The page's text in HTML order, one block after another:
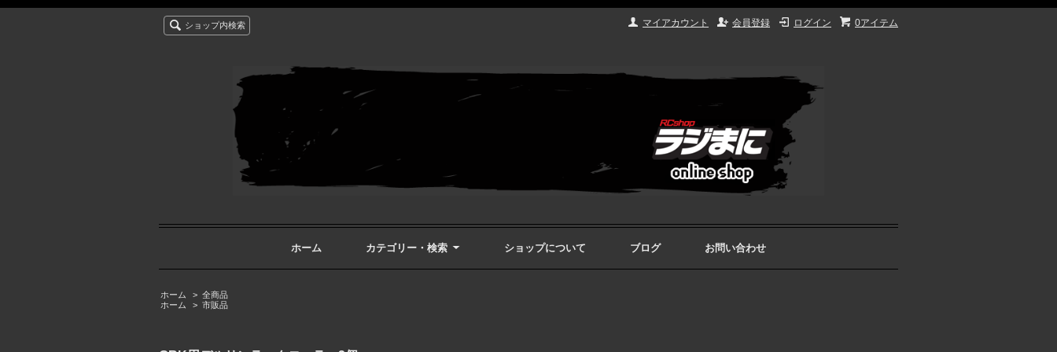
0アイテム
ログイン
会員登録
マイアカウント
ショップ内検索
ホーム カテゴリー・検索 ショップについて ブログ お問い合わせ
ホーム > 全商品
ホーム
> 市販品